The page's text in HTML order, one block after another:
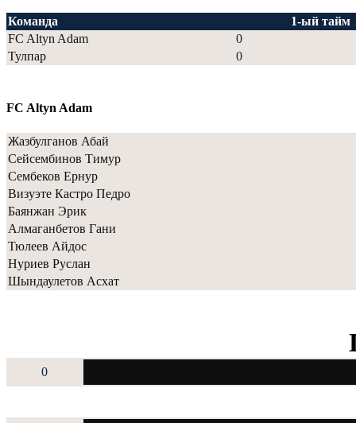
Команда
1-ый тайм
FC Altyn Adam
0
Тулпар
0
FC Altyn Adam
Жазбулганов Абай
Сейсембинов Тимур
Сембеков Ернур
Визуэте Кастро Педро
Баянжан Эрик
Алмаганбетов Гани
Тюлеев Айдос
Нуриев Руслан
Шындаулетов Асхат
0